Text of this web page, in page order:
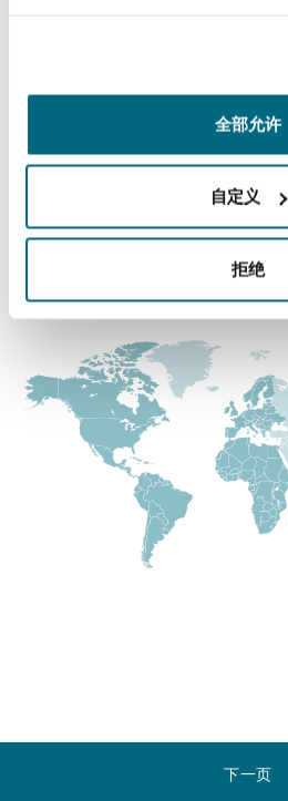
全部允许
自定义
拒绝
兰巴托 – 联营办公室
约
藩市
物浦
彻斯特，新贝利广场2号
伦敦，圣伯托尔夫大厦
+44 (0) 20 7876 5000
涵盖的办公室和地区
下一页